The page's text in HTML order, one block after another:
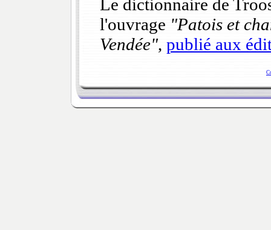
Le dictionnaire de
l'ouvrage "Patois et
Vendée", publié aux